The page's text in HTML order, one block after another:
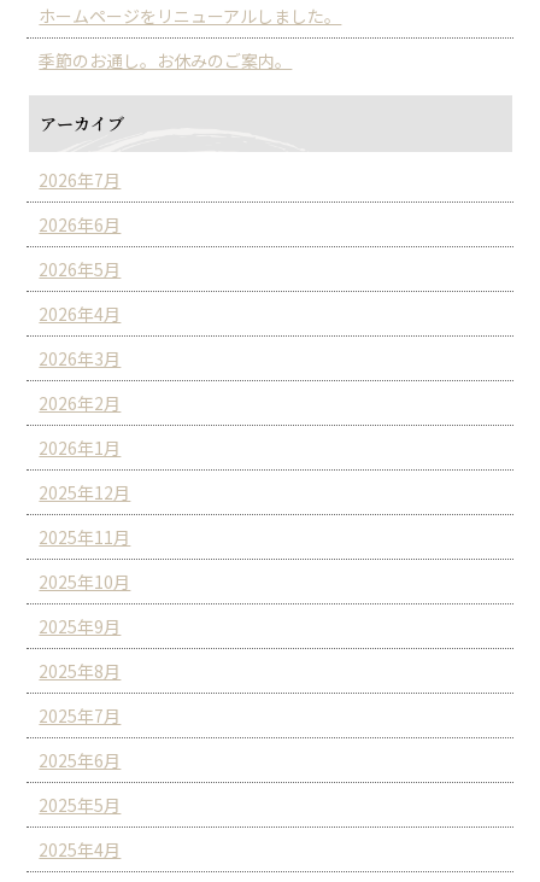
ホームページをリニューアルしました。
季節のお通し。お休みのご案内。
アーカイブ
2026年7月
2026年6月
2026年5月
2026年4月
2026年3月
2026年2月
2026年1月
2025年12月
2025年11月
2025年10月
2025年9月
2025年8月
2025年7月
2025年6月
2025年5月
2025年4月